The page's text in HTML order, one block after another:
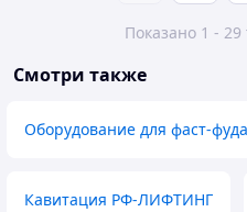
Показано 1 - 29
Смотри также
Оборудование для фаст-фуда
Кавитация РФ-ЛИФТИНГ